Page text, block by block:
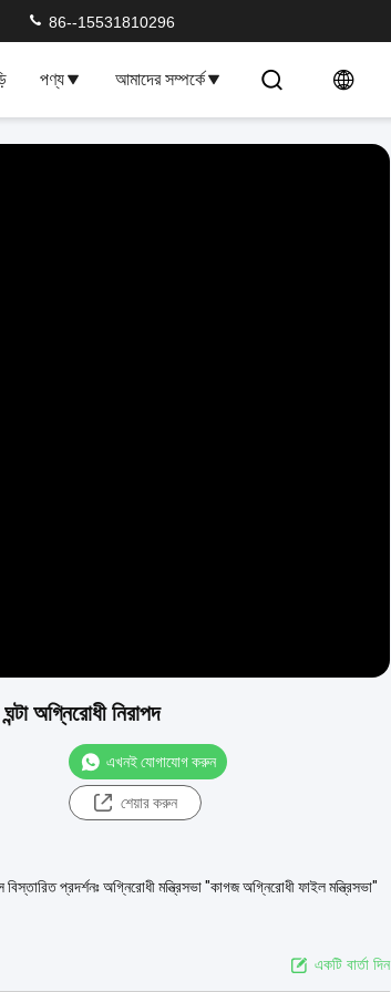
86--15531810296
পণ্য আমাদের সম্পর্কে
অগ্নিরোধী নিরাপদ
এখনই যোগাযোগ করুন
শেয়ার করুন
প্রদর্শনঃ অগ্নিরোধী মন্ত্রিসভা "কাগজ অগ্নিরোধী ফাইল মন্ত্রিসভা"
একটি বার্তা দিন